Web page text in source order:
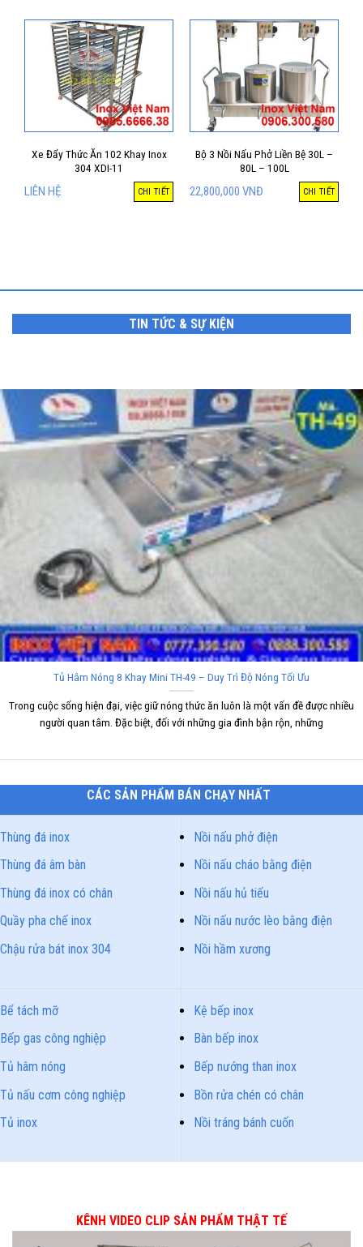
Xe Đẩy Thức Ăn 102 Khay Inox
304 XDI-11
LIÊN HỆ CHI TIẾT
Bộ 3 Nồi Nấu Phở Liền Bệ 30L –
80L – 100L
22,800,000 VNĐ CHI TIẾT
TIN TỨC & SỰ KIỆN
Tủ Hâm Nóng 8 Khay Mini TH-49 – Duy Trì Độ Nóng Tối Ưu
Trong cuộc sống hiện đại, việc giữ nóng thức ăn luôn là một vấn đề được nhiều
người quan tâm. Đặc biệt, đối với những gia đình bận rộn, những
CÁC SẢN PHẨM BÁN CHẠY NHẤT
Thùng đá inox
Thùng đá âm bàn
Thùng đá inox có chân
Quầy pha chế inox
Chậu rửa bát inox 304
Nồi nấu phở điện
Nồi nấu cháo bằng điện
Nồi nấu hủ tiếu
Nồi nấu nước lèo bằng điện
Nồi hầm xương
Bể tách mỡ
Bếp gas công nghiệp
Tủ hâm nóng
Tủ nấu cơm công nghiệp
Tủ inox
Kệ bếp inox
Bàn bếp inox
Bếp nướng than inox
Bồn rửa chén có chân
Nồi tráng bánh cuốn
KÊNH VIDEO CLIP SẢN PHẨM THẬT TẾ